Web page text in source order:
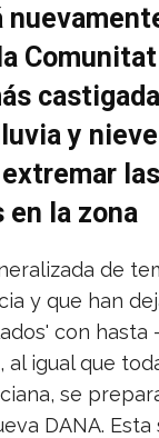
Comunitat
y
las
en la zona
de
y que han
con hasta
igual que
se
DANA.